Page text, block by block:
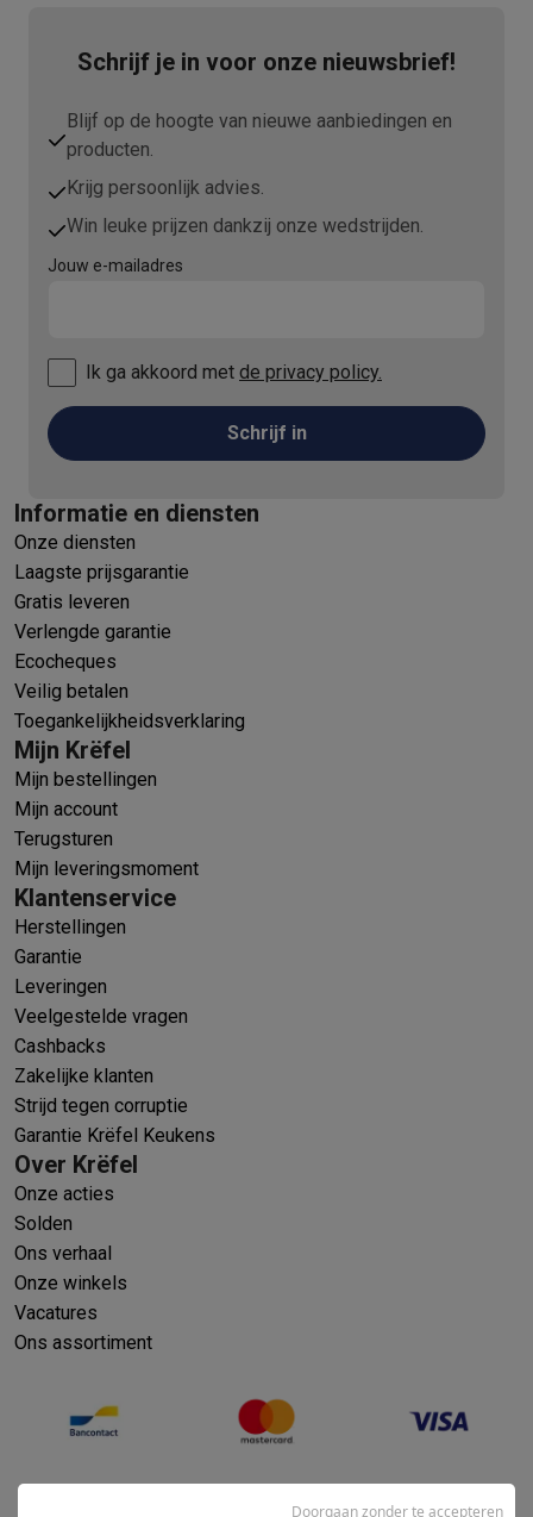
Schrijf je in voor onze nieuwsbrief!
Blijf op de hoogte van nieuwe aanbiedingen en
producten.
Krijg persoonlijk advies.
Win leuke prijzen dankzij onze wedstrijden.
Jouw e-mailadres
Ik ga akkoord met de privacy policy.
Schrijf in
Informatie en diensten
Onze diensten
Laagste prijsgarantie
Gratis leveren
Verlengde garantie
Ecocheques
Veilig betalen
Toegankelijkheidsverklaring
Mijn Krëfel
Mijn bestellingen
Mijn account
Terugsturen
Mijn leveringsmoment
Klantenservice
Herstellingen
Garantie
Leveringen
Veelgestelde vragen
Cashbacks
Zakelijke klanten
Strijd tegen corruptie
Garantie Krëfel Keukens
Over Krëfel
Onze acties
Solden
Ons verhaal
Onze winkels
Vacatures
Ons assortiment
Doorgaan zonder te accepteren